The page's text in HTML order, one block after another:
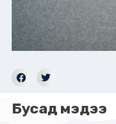
Бусад мэдээ